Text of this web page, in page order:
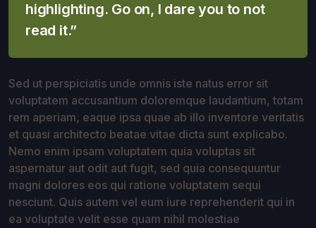
highlighting. Go on, I dare you to not
read it.”
Sed ut perspiciatis unde omnis iste natus error sit
voluptatem accusantium doloremque laudantium, totam
rem aperiam, eaque ipsa quae ab illo inventore veritatis
et quasi architecto beatae vitae dicta sunt explicabo.
Nemo enim ipsam voluptatem quia voluptas sit
aspernatur aut odit aut fugit, sed quia consequuntur
magni dolores eos qui ratione voluptatem sequi
nesciunt. Quis autem vel eum iure reprehenderit qui in
ea voluptate velit esse quam nihil molestiae